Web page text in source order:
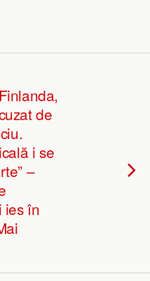
de
i se
–
ies în